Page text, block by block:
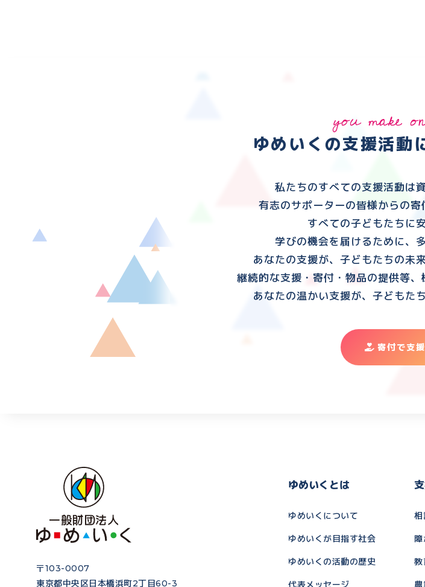
you make
ゆめいくの支援活動
私たちのすべての支援活動は
有志のサポーターの皆様からの寄
すべての子どもたちに
学びの機会を届けるために、
あなたの支援が、子どもたちの未
継続的な支援・寄付・物品の提供等、
あなたの温かい支援が、子どもた
寄付で支
〒103-0007
東京都中央区日本橋浜町2丁目60-3
ゆめいくとは
ゆめいくについて
ゆめいくが目指す社会
ゆめいくの活動の歴史
代表メッセージ
相
教